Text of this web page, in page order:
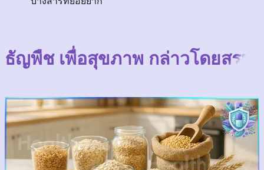
ธัญพืช เพื่อสุขภาพ กล่าวโดยสรุป